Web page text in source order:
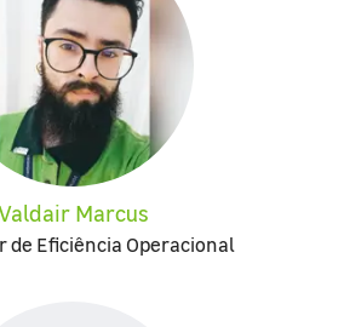
Marcus
de Eficiência Operacional